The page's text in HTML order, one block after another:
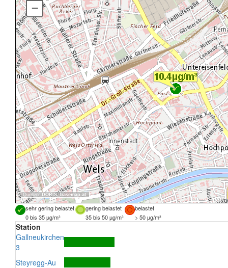
Quellen: DORIS, basemap.at
–
sehr gering belastet gering belastet
belastet
0 bis 35 µg/m³
35 bis 50 µg/m³ > 50 µg/m³
Station
Gallneukirchen
3
Steyregg-Au